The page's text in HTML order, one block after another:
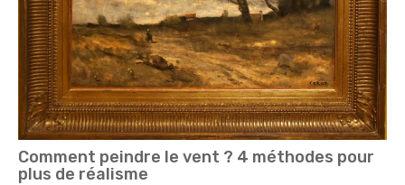
Comment peindre le vent ? 4 méthodes pour
plus de réalisme